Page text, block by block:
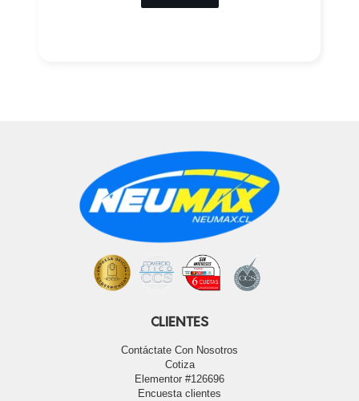
CLIENTES
Contáctate Con Nosotros
Cotiza
Elementor #126696
Encuesta clientes